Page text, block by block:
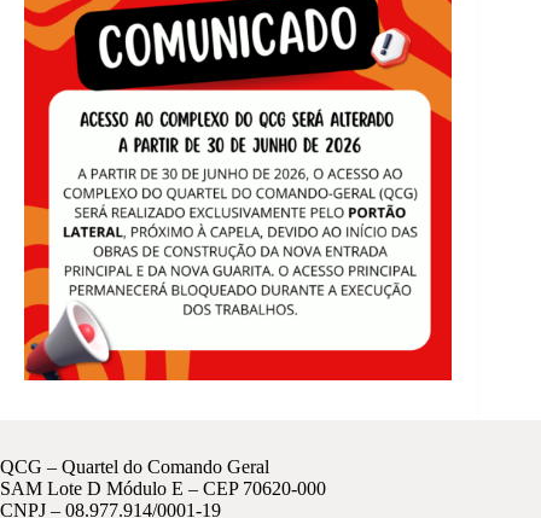
QCG – Quartel do Comando Geral
SAM Lote D Módulo E – CEP 70620-000
CNPJ – 08.977.914/0001-19